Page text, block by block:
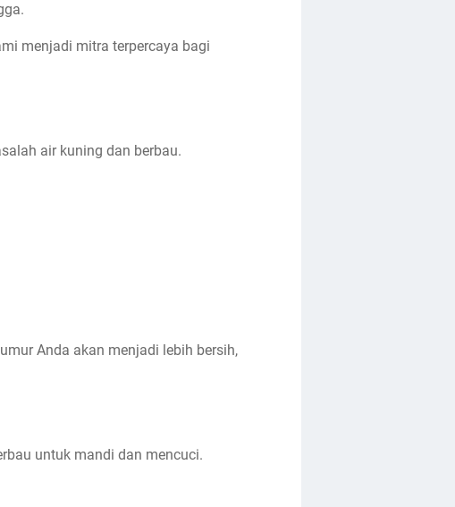
menjadi mitra terpercaya bagi
air kuning dan berbau.
Anda akan menjadi lebih bersih,
untuk mandi dan mencuci.